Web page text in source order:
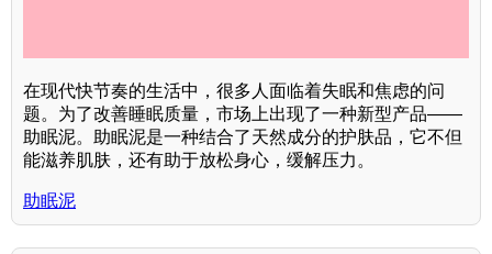
在现代快节奏的生活中，很多人面临着失眠和焦虑的问
题。为了改善睡眠质量，市场上出现了一种新型产品——
助眠泥。助眠泥是一种结合了天然成分的护肤品，它不但
能滋养肌肤，还有助于放松身心，缓解压力。
助眠泥